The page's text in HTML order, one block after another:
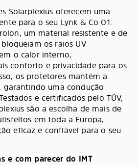
Solarplexius oferecem uma
para o seu Lynk & Co 01.
um material resistente e de
os raios UV
o calor interno,
conforto e privacidade para os
os protetores mantêm a
garantindo uma condução
e certificados pelo TÜV,
são a escolha de mais de
em toda a Europa,
eficaz e confiável para o seu
e com parecer do IMT